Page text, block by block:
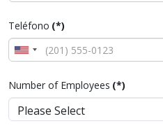
Teléfono (*)
United
+1
Number of Employees (*)